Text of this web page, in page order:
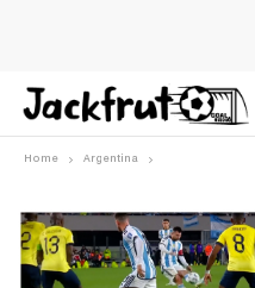
Home Argentina